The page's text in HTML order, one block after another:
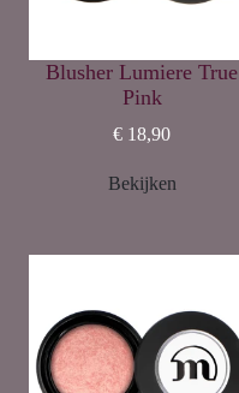
Blusher Lumiere True
Pink
€ 18,90
Bekijken